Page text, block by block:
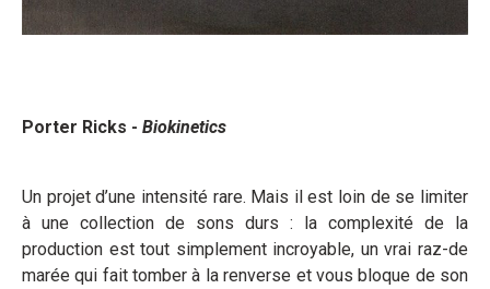
Porter Ricks - Biokinetics
Un projet d’une intensité rare. Mais il est loin de se limiter
à une collection de sons durs : la complexité de la
production est tout simplement incroyable, un vrai raz-de
marée qui fait tomber à la renverse et vous bloque de son